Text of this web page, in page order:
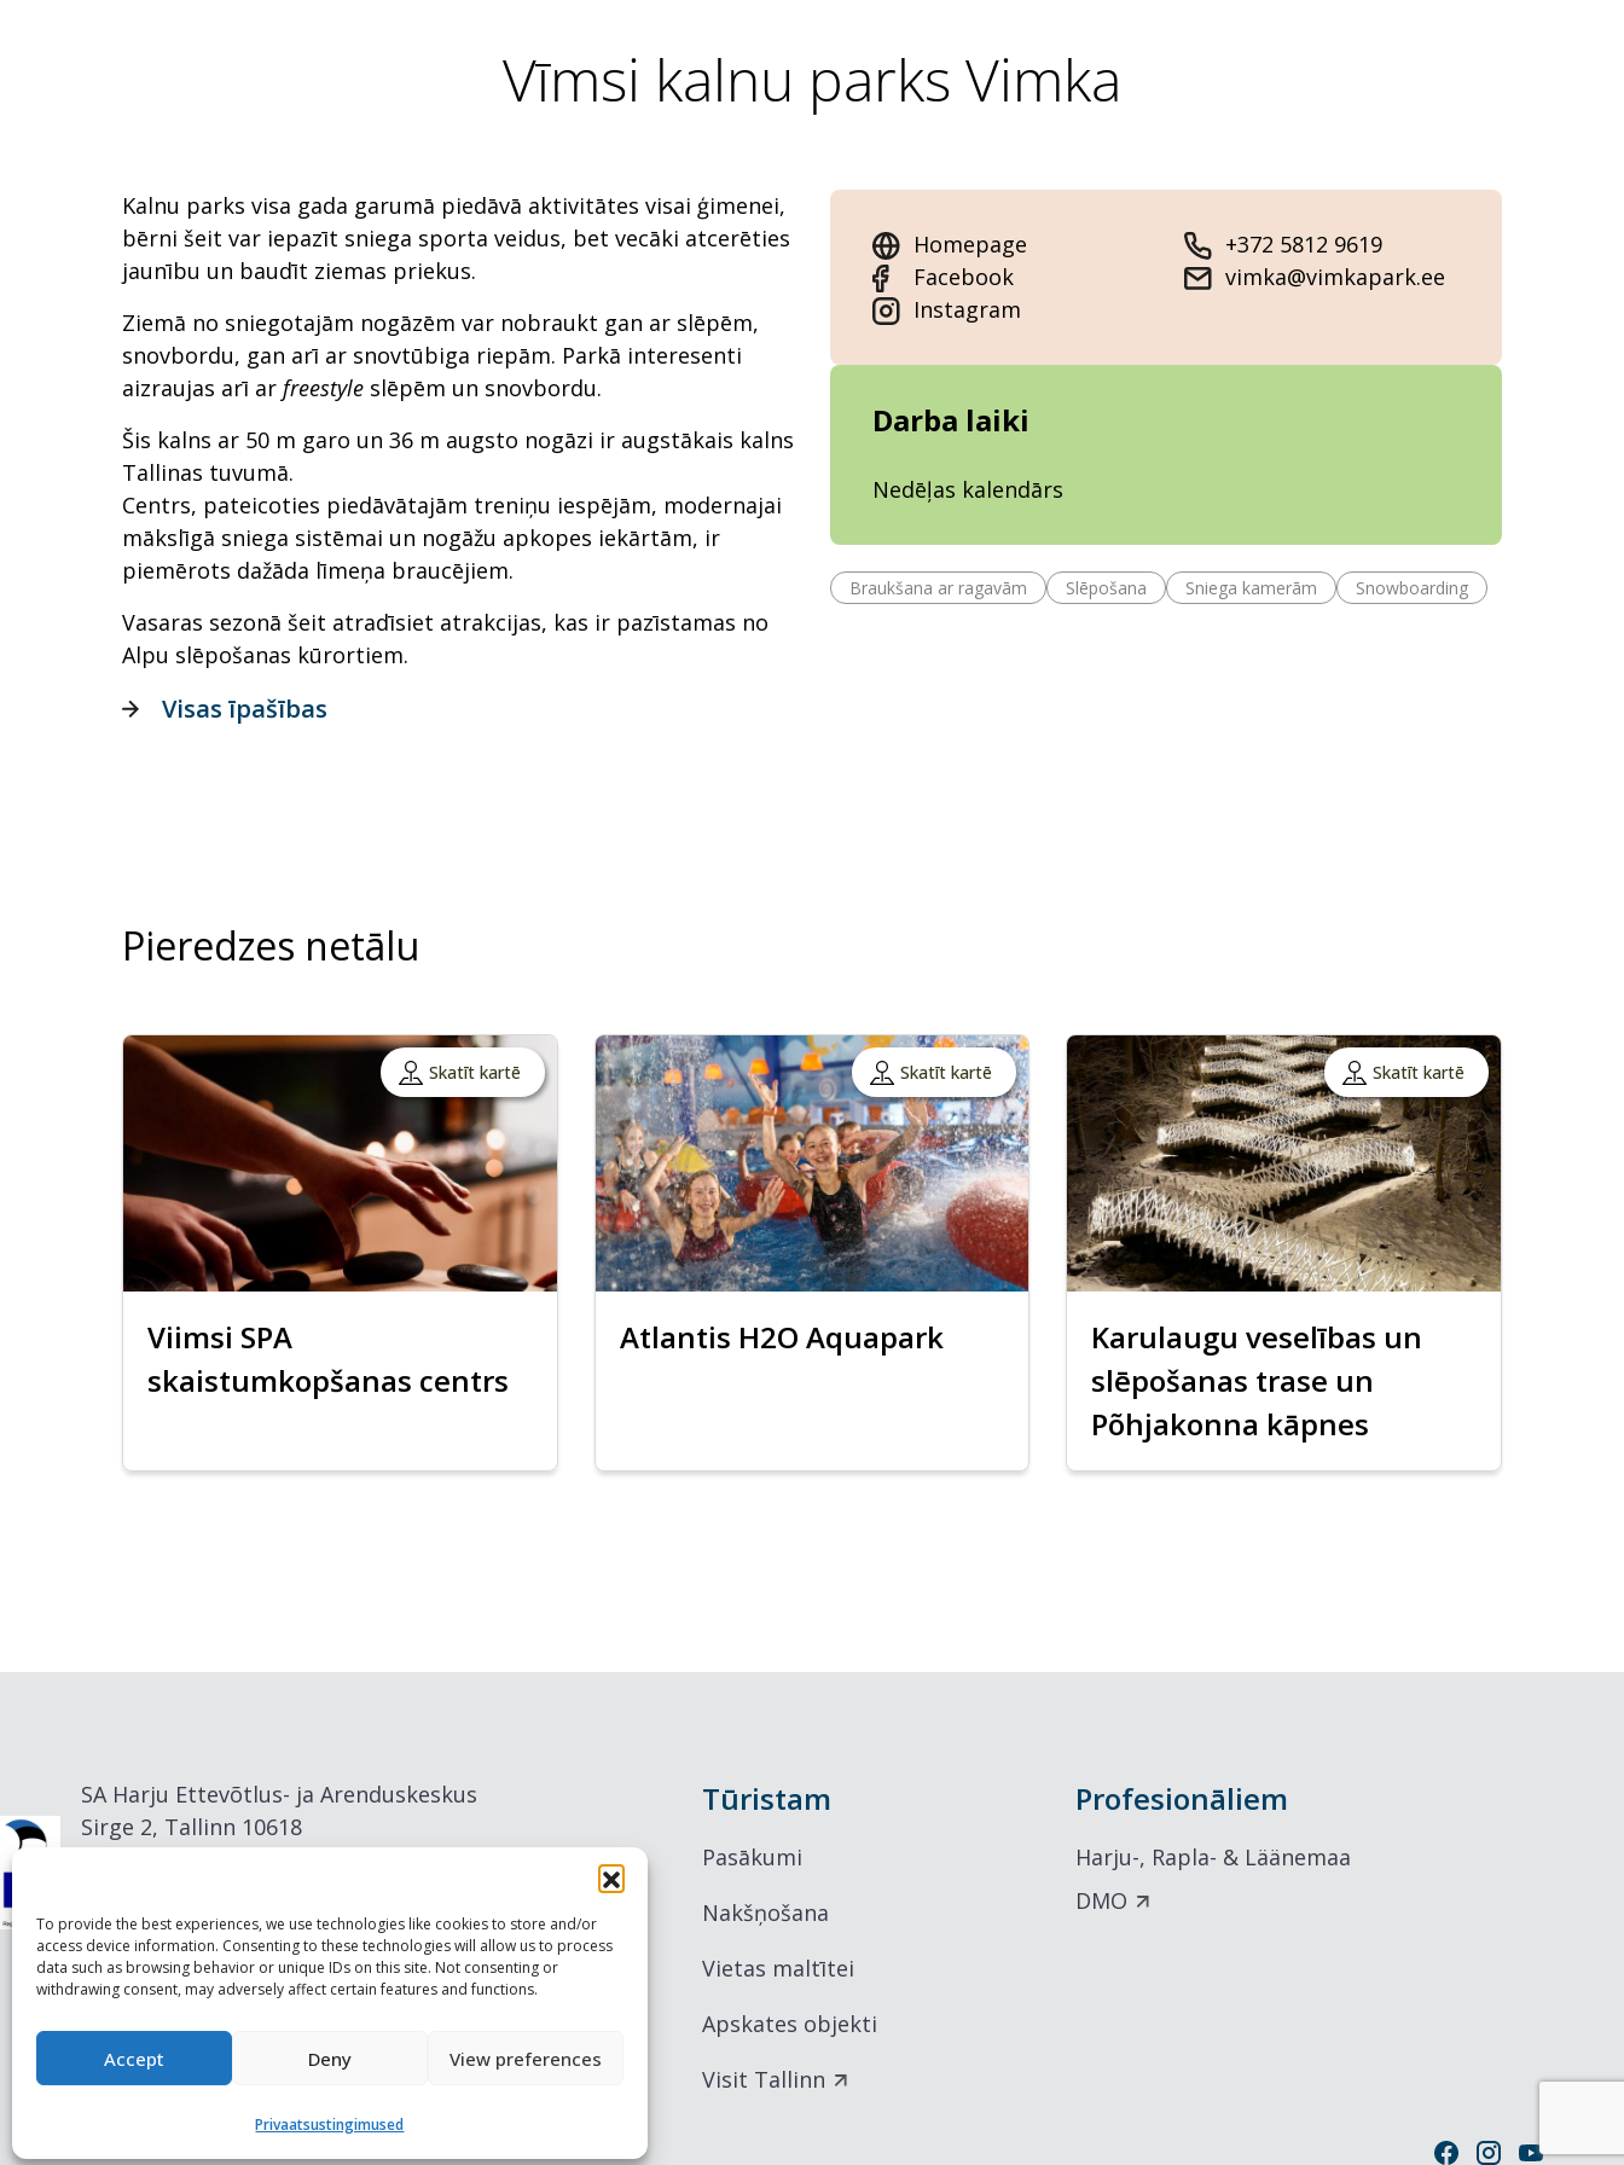
To provide the best experiences, we use technologies like cookies to store and/or
access device information. Consenting to these technologies will allow us to process
data such as browsing behavior or unique IDs on this site. Not consenting or
withdrawing consent, may adversely affect certain features and functions.
Accept Deny View preferences
Privaatsustingimused
Vīmsi kalnu parks Vimka
Kalnu parks visa gada garumā piedāvā aktivitātes visai ģimenei,
bērni šeit var iepazīt sniega sporta veidus, bet vecāki atcerēties
jaunību un baudīt ziemas priekus.
Ziemā no sniegotajām nogāzēm var nobraukt gan ar slēpēm,
snovbordu, gan arī ar snovtūbiga riepām. Parkā interesenti
aizraujas arī ar freestyle slēpēm un snovbordu.
Šis kalns ar 50 m garo un 36 m augsto nogāzi ir augstākais kalns
Tallinas tuvumā.
Centrs, pateicoties piedāvātajām treniņu iespējām, modernajai
mākslīgā sniega sistēmai un nogāžu apkopes iekārtām, ir
piemērots dažāda līmeņa braucējiem.
Vasaras sezonā šeit atradīsiet atrakcijas, kas ir pazīstamas no
Alpu slēpošanas kūrortiem.
Homepage
Facebook
Instagram
+372 5812 9619
vimka@vimkapark.ee
Darba laiki
Nedēļas kalendārs
Braukšana ar ragavām Slēpošana Sniega kamerām Snowboarding
Visas īpašības
Pieredzes netālu
Skatīt kartē
Viimsi SPA
skaistumkopšanas centrs
Skatīt kartē
Atlantis H2O Aquapark
Skatīt kartē
Karulaugu veselības un
slēpošanas trase un
Põhjakonna kāpnes
SA Harju Ettevõtlus- ja Arenduskeskus
Sirge 2, Tallinn 10618
Tūristam
Pasākumi
Nakšņošana
Vietas maltītei
Apskates objekti
Visit Tallinn
Profesionāliem
Harju-, Rapla- & Läänemaa
DMO